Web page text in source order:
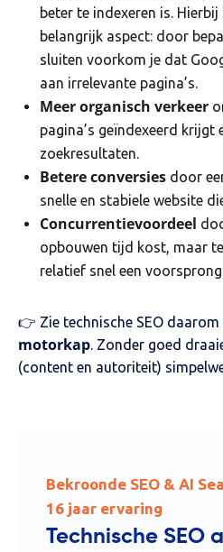
beter te indexeren is.
belangrijk aspect: door
sluiten voorkom je dat
aan irrelevante pagina’s.
Meer organisch verkeer
pagina’s geïndexeerd krijgt
zoekresultaten.
Betere conversies door
snelle en stabiele website
Concurrentievoordeel
opbouwen tijd kost, maar
relatief snel een voorsprong
👉 Zie technische SEO daarom
motorkap. Zonder goed
(content en autoriteit)
Bekroonde SEO & AI
16 jaar ervaring
Technische SEO